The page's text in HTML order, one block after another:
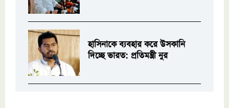
হাসিনাকে ব্যবহার করে উসকানি
দিচ্ছে ভারত: প্রতিমন্ত্রী নুর